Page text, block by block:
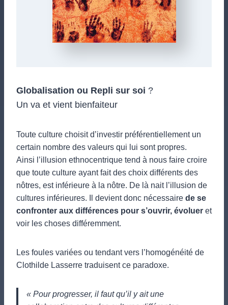
Globalisation ou Repli sur soi ?
Un va et vient bienfaiteur
Toute culture choisit d’investir préférentiellement un
certain nombre des valeurs qui lui sont propres.
Ainsi l’illusion ethnocentrique tend à nous faire croire
que toute culture ayant fait des choix différents des
nôtres, est inférieure à la nôtre. De là nait l’illusion de
cultures inférieures. Il devient donc nécessaire de se
confronter aux différences pour s’ouvrir, évoluer et
voir les choses différemment.
Les foules variées ou tendant vers l’homogénéité de
Clothilde Lasserre traduisent ce paradoxe.
« Pour progresser, il faut qu’il y ait une